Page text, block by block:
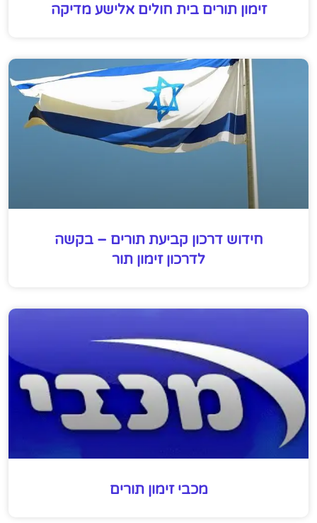
זימון תורים בית חולים אלישע מדיקה
חידוש דרכון קביעת תורים – בקשה
לדרכון זימון תור
מכבי זימון תורים